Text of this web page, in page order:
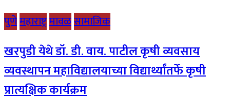
पुणेमहाराष्ट्रमावळसामाजिक
खरपुडी येथे डॉ. डी. वाय. पाटील कृषी व्यवसाय
व्यवस्थापन महाविद्यालयाच्या विद्यार्थ्यांतर्फे कृषी
प्रात्यक्षिक कार्यक्रम